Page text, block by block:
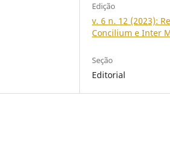
Edição
v. 6 n. 12 (2023):
Concilium e Inter
Seção
Editorial